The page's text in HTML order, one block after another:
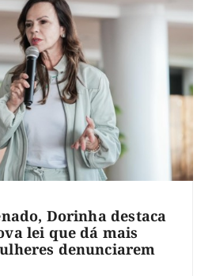
Dorinha destaca
lei que dá mais
denunciarem